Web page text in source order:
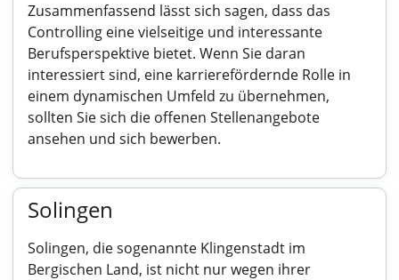
Zusammenfassend lässt sich sagen, dass das
Controlling eine vielseitige und interessante
Berufsperspektive bietet. Wenn Sie daran
interessiert sind, eine karrierefördernde Rolle in
einem dynamischen Umfeld zu übernehmen,
sollten Sie sich die offenen Stellenangebote
ansehen und sich bewerben.
Solingen
Solingen, die sogenannte Klingenstadt im
Bergischen Land, ist nicht nur wegen ihrer